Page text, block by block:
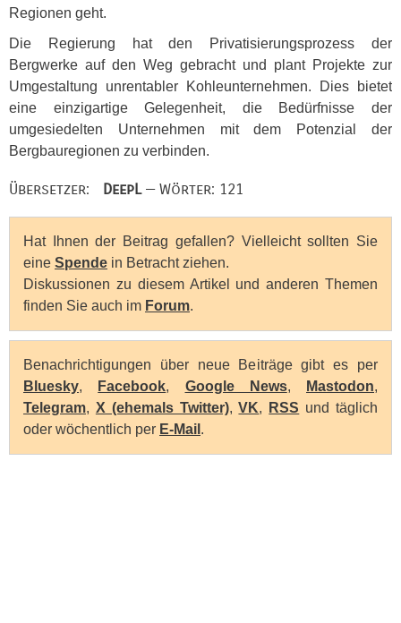
Regionen geht.
Die Regierung hat den Privatisierungsprozess der
Bergwerke auf den Weg gebracht und plant Projekte zur
Umgestaltung unrentabler Kohleunternehmen. Dies bietet
eine einzigartige Gelegenheit, die Bedürfnisse der
umgesiedelten Unternehmen mit dem Potenzial der
Bergbauregionen zu verbinden.
Übersetzer: DeepL— Wörter: 121
Hat Ihnen der Beitrag gefallen? Vielleicht sollten Sie
eine Spende in Betracht ziehen.
Diskussionen zu diesem Artikel und anderen Themen
finden Sie auch im Forum.
Benachrichtigungen über neue Beiträge gibt es per
Bluesky, Facebook, Google News, Mastodon,
Telegram, X (ehemals Twitter),VK, RSS und täglich
oder wöchentlich per E-Mail .